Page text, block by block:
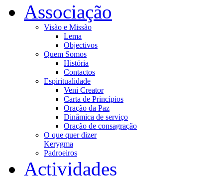
Associação
Visão e Missão
Lema
Objectivos
Quem Somos
História
Contactos
Espiritualidade
Veni Creator
Carta de Princípios
Oração da Paz
Dinâmica de serviço
Oração de consagração
O que quer dizer
Kerygma
Padroeiros
Actividades